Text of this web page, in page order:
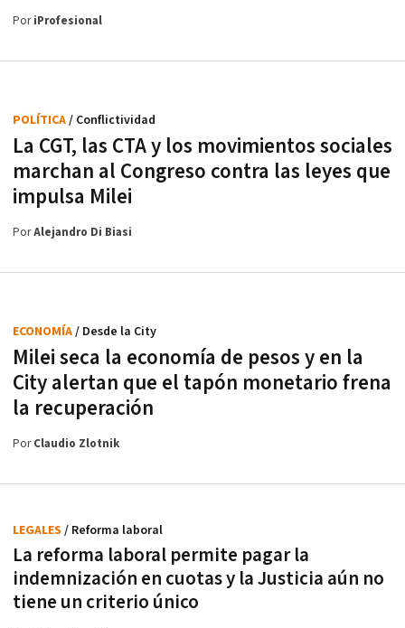
PoriProfesional
La CGT, las CTA y los movimientos sociales
marchan al Congreso contra las leyes que
impulsa Milei
POLÍTICA/ Conflictividad
PorAlejandro Di Biasi
Milei seca la economía de pesos y en la
City alertan que el tapón monetario frena
la recuperación
ECONOMÍA/ Desde la City
PorClaudio Zlotnik
La reforma laboral permite pagar la
indemnización en cuotas y la Justicia aún no
tiene un criterio único
LEGALES / Reforma laboral